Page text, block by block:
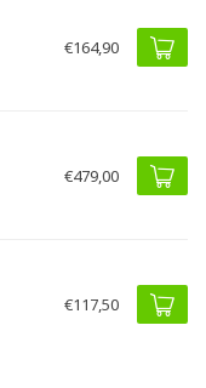
€164,90
€479,00
€117,50